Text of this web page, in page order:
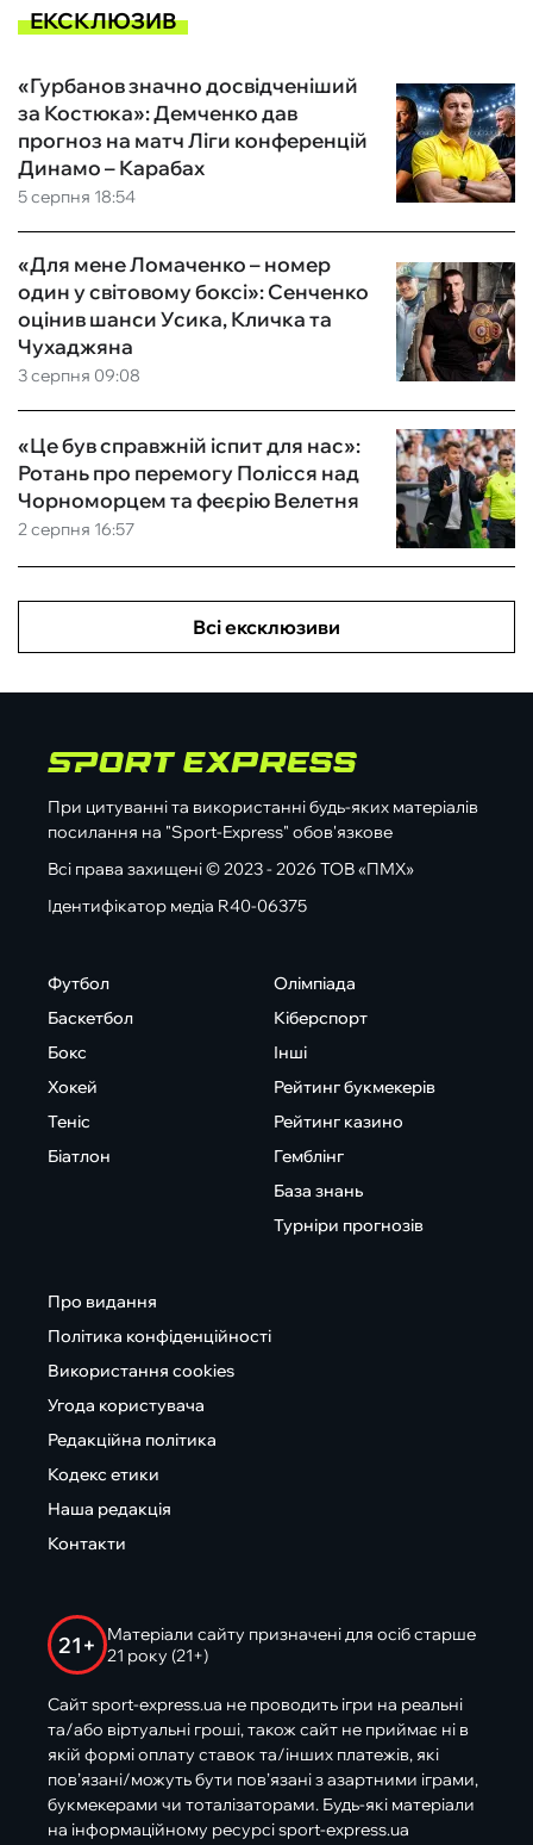
ЕКСКЛЮЗИВ
5 серпня 18:54
«Гурбанов значно досвідченіший
за Костюка»: Демченко дав
прогноз на матч Ліги конференцій
Динамо – Карабах
3 серпня 09:08
«Для мене Ломаченко – номер
один у світовому боксі»: Сенченко
оцінив шанси Усика, Кличка та
Чухаджяна
2 серпня 16:57
«Це був справжній іспит для нас»:
Ротань про перемогу Полісся над
Чорноморцем та феєрію Велетня
Всі ексклюзиви
При цитуванні та використанні будь-яких матеріалів
посилання на "Sport-Express" обов'язкове
Всі права захищені © 2023 - 2026 ТОВ «ПМХ»
Ідентифікатор медіа R40-06375
Футбол
Баскетбол
Бокс
Хокей
Теніс
Біатлон
Олімпіада
Кіберспорт
Інші
Рейтинг букмекерів
Рейтинг казино
Гемблінг
База знань
Турніри прогнозів
Про видання
Політика конфіденційності
Використання cookies
Угода користувача
Редакційна політика
Кодекс етики
Наша редакція
Контакти
21+
Матеріали сайту призначені для осіб старше
21 року (21+)
Сайт sport-express.ua не проводить ігри на реальні
та/або віртуальні гроші, також сайт не приймає ні в
якій формі оплату ставок та/інших платежів, які
пов’язані/можуть бути пов’язані з азартними іграми,
букмекерами чи тоталізаторами. Будь-які матеріали
на інформаційному ресурсі sport-express.ua